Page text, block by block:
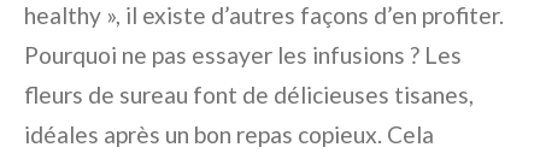
healthy », il existe d’autres façons d’en profiter.
Pourquoi ne pas essayer les infusions ? Les
fleurs de sureau font de délicieuses tisanes,
idéales après un bon repas copieux. Cela